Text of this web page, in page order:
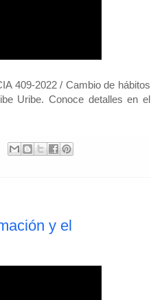
409-2022 / Cambio de hábitos
Uribe. Conoce detalles en el
y el